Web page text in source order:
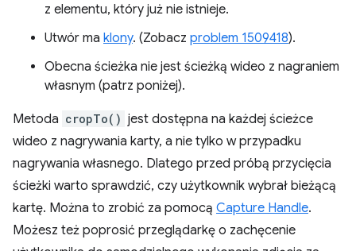
z elementu, który już nie istnieje.
Utwór ma klony. (Zobacz problem 1509418).
Obecna ścieżka nie jest ścieżką wideo z nagraniem
własnym (patrz poniżej).
Metoda cropTo() jest dostępna na każdej ścieżce
wideo z nagrywania karty, a nie tylko w przypadku
nagrywania własnego. Dlatego przed próbą przycięcia
ścieżki warto sprawdzić, czy użytkownik wybrał bieżącą
kartę. Można to zrobić za pomocą Capture Handle.
Możesz też poprosić przeglądarkę o zachęcenie